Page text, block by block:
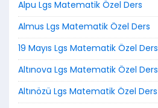
Alpu Lgs Matematik Özel Ders
Almus Lgs Matematik Özel Ders
19 Mayıs Lgs Matematik Özel Ders
Altınova Lgs Matematik Özel Ders
Altınözü Lgs Matematik Özel Ders